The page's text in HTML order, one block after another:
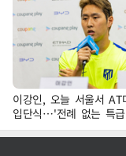
이강인, 오늘 서울서 AT
입단식…'전례 없는 특